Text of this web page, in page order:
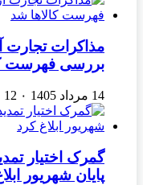
مذاکرات تجارت
بررسی فهرست
14 مرداد 1405 ۰ 12
گمرک اختیار
پایان شهریور